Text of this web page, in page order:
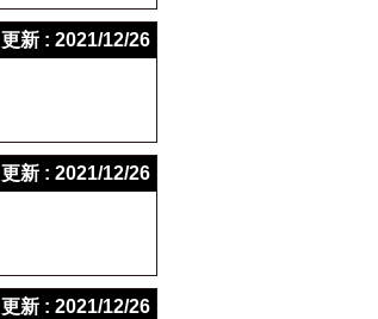
更新 : 2021/12/26
更新 : 2021/12/26
更新 : 2021/12/26